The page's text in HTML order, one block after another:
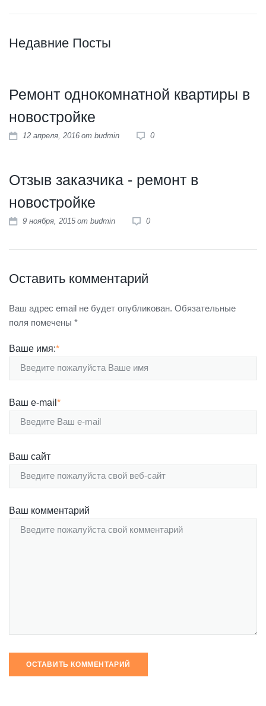
Недавние Посты
Ремонт однокомнатной квартиры в
новостройке
12 апреля, 2016 от budmin 0
Отзыв заказчика - ремонт в
новостройке
9 ноября, 2015 от budmin 0
Оставить комментарий
Ваш адрес email не будет опубликован. Обязательные
поля помечены *
Ваше имя:*
Ваш e-mail *
Ваш сайт
Ваш комментарий